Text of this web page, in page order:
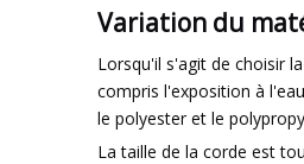
Variation du
Lorsqu'il s'agit de choisir
compris l'exposition à
le polyester et le
La taille de la corde est